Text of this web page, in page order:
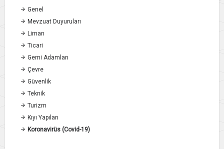
Genel
Mevzuat Duyuruları
Liman
Ticari
Gemi Adamları
Çevre
Güvenlik
Teknik
Turizm
Kıyı Yapıları
Koronavirüs (Covid-19)